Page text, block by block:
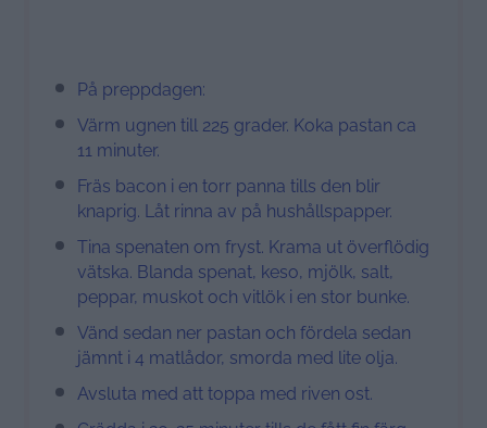
På preppdagen:
Värm ugnen till 225 grader. Koka pastan ca
11 minuter.
Fräs bacon i en torr panna tills den blir
knaprig. Låt rinna av på hushållspapper.
Tina spenaten om fryst. Krama ut överflödig
vätska. Blanda spenat, keso, mjölk, salt,
peppar, muskot och vitlök i en stor bunke.
Vänd sedan ner pastan och fördela sedan
jämnt i 4 matlådor, smorda med lite olja.
Avsluta med att toppa med riven ost.